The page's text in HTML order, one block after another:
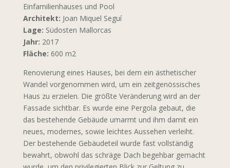
Einfamilienhauses und Pool
Architekt: Joan Miquel Seguí
Lage: Südosten Mallorcas
Jahr: 2017
Fläche: 600 m2
Renovierung eines Hauses, bei dem ein ästhetischer
Wandel vorgenommen wird, um ein zeitgenössisches
Haus zu erzielen. Die größte Veränderung wird an der
Fassade sichtbar. Es wurde eine Pergola gebaut, die
das bestehende Gebäude umarmt und ihm damit ein
neues, modernes, sowie leichtes Aussehen verleiht.
Der bestehende Gebäudeteil wurde fast vollständig
bewahrt, obwohl das schräge Dach begehbar gemacht